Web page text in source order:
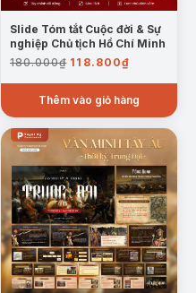
Slide Tóm tắt Cuộc đời & Sự
nghiệp Chủ tịch Hồ Chí Minh
180.000₫ Giá
là:
180.000₫.
118.800₫Giá
tại
là:
118.800₫.
Thêm vào giỏ hàng